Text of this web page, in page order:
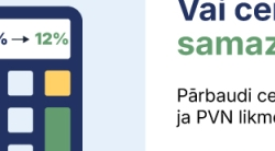
Privātuma politika